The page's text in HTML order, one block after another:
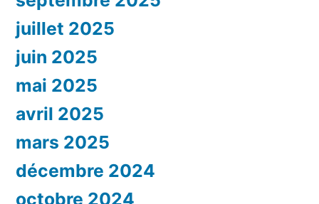
juillet 2025
juin 2025
mai 2025
avril 2025
mars 2025
décembre 2024
octobre 2024